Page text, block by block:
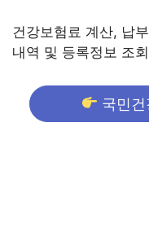
건강보험료 계산, 납
내역 및 등록정보 조
국민